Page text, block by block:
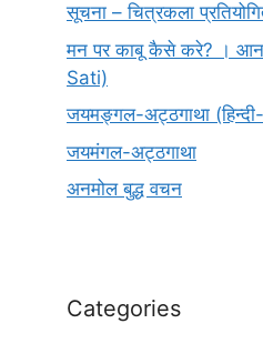
सूचना – चित्रकला
मन पर काबू कैसे करे? ।
Sati)
जयमङ्गल-अट्ठगाथा (हिन्दी-
जयमंगल-अट्ठगाथा
अनमोल बुद्ध वचन
Categories